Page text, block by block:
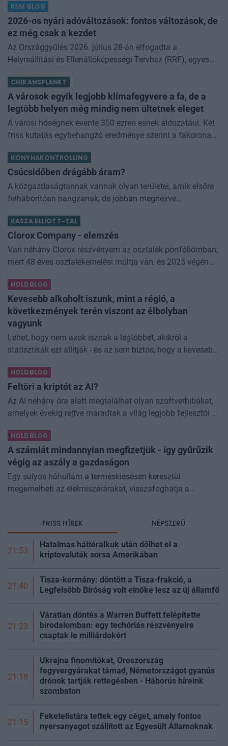
kamathoz képest. De arról sem s
RSM BLOG
2026-os nyári adóváltozások: fontos változások, de
ez még csak a kezdet
Az Országgyűlés 2026. július 28-án elfogadta a
Helyreállítási és Ellenállóképességi Tervhez (RRF), egyes
kapcsolódó adóintézkedésekről, v
CHIKANSPLANET
A városok egyik legjobb klímafegyvere a fa, de a
legtöbb helyen még mindig nem ültetnek eleget
A városi hőségnek évente 350 ezren esnek áldozatául. Két
friss kutatás egybehangzó eredménye szerint a fakorona
KONYHAKONTROLLING
Csúcsidőben drágább áram?
A közgazdaságtannak vannak olyan területei, amik elsőre
felháborítóan hangzanak, de jobban megnézve
némi kellemetlenséggel is járnak. Az
KASZA ELLIOTT-TAL
Clorox Company - elemzés
Van néhány Clorox részvényem az osztalék portfóliómban,
mert 48 éves osztalékemelési múltja van, és 2025 végén
dividend king-et. Azt
HOLDBLOG
Kevesebb alkoholt iszunk, mint a régió, a
következmények terén viszont az élbolyban
vagyunk
Lehet, hogy nem azok isznak a legtöbbet, akikről a
statisztikák ezt állítják - és az sem biztos, hogy a kevesebb
Kevesebb alkoholt iszunk
HOLDBLOG
Feltöri a kriptót az AI?
Az AI néhány óra alatt megtalálhat olyan szoftverhibákat,
amelyek évekig rejtve maradtak a világ legjobb fejlesztői és
különösen nagy...
HOLDBLOG
A számlát mindannyian megfizetjük - így gyűrűzik
végig az aszály a gazdaságon
Egy súlyos hőhullám a terméskiesésen keresztül
megemelheti az élelmiszerárakat, visszafoghatja a
FRISS HÍREK NÉPSZERŰ
21:53
Hatalmas háttéralkuk után dőlhet el a
kriptovaluták sorsa Amerikában
21:40
Tisza-kormány: döntött a Tisza-frakció, a
Legfelsőbb Bíróság volt elnöke lesz az új államfő
21:23
Váratlan döntés a Warren Buffett felépítette
birodalomban: egy techóriás részvényeire
csaptak le milliárdokért
21:18
Ukrajna finomítókat, Oroszország
fegyvergyárakat támad, Németországot gyanús
drónok tartják rettegésben - Háborús híreink
szombaton
21:15
Feketelistára tettek egy céget, amely fontos
nyersanyagot szállított az Egyesült Államoknak